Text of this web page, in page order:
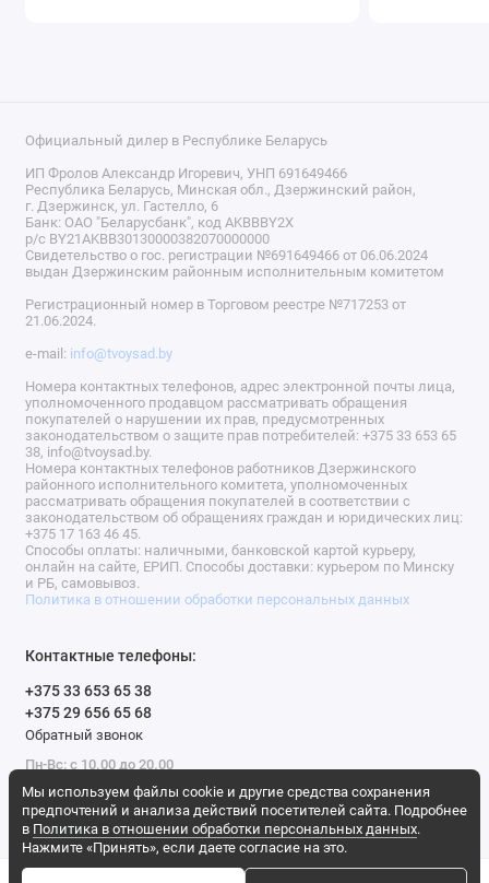
Мы используем файлы cookie и другие средства сохранения
предпочтений и анализа действий посетителей сайта. Подробнее
в Политика в отношении обработки персональных данных.
Нажмите «Принять», если даете согласие на это.
Официальный дилер в Республике Беларусь
ИП Фролов Александр Игоревич, УНП 691649466
Республика Беларусь, Минская обл., Дзержинский район,
г. Дзержинск, ул. Гастелло, 6
Банк: ОАО "Беларусбанк", код AKBBBY2X
р/с BY21AKBB30130000382070000000
Свидетельство о гос. регистрации №691649466 от 06.06.2024
выдан Дзержинским районным исполнительным комитетом
Регистрационный номер в Торговом реестре №717253 от
21.06.2024.
e-mail: info@tvoysad.by
Номера контактных телефонов, адрес электронной почты лица,
уполномоченного продавцом рассматривать обращения
покупателей о нарушении их прав, предусмотренных
законодательством о защите прав потребителей: +375 33 653 65
38, info@tvoysad.by.
Номера контактных телефонов работников Дзержинского
районного исполнительного комитета, уполномоченных
рассматривать обращения покупателей в соответствии с
законодательством об обращениях граждан и юридических лиц:
+375 17 163 46 45.
Способы оплаты: наличными, банковской картой курьеру,
онлайн на сайте, ЕРИП. Способы доставки: курьером по Минску
и РБ, самовывоз.
Политика в отношении обработки персональных данных
Контактные телефоны:
+375 33 653 65 38
+375 29 656 65 68
Обратный звонок
Пн-Вс: с 10.00 до 20.00
Мы в сети